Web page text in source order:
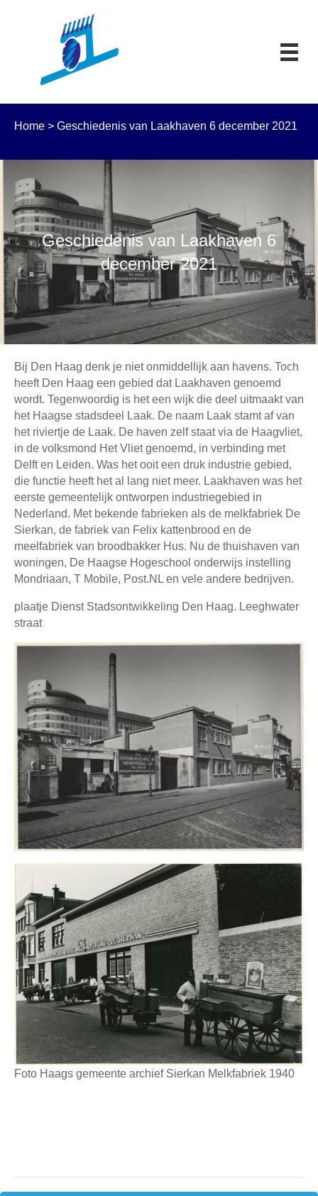
Home > Geschiedenis van Laakhaven 6 december 2021
Geschiedenis van Laakhaven 6
december 2021
Bij Den Haag denk je niet onmiddellijk aan havens. Toch
heeft Den Haag een gebied dat Laakhaven genoemd
wordt. Tegenwoordig is het een wijk die deel uitmaakt van
het Haagse stadsdeel Laak. De naam Laak stamt af van
het riviertje de Laak. De haven zelf staat via de Haagvliet,
in de volksmond Het Vliet genoemd, in verbinding met
Delft en Leiden. Was het ooit een druk industrie gebied,
die functie heeft het al lang niet meer. Laakhaven was het
eerste gemeentelijk ontworpen industriegebied in
Nederland. Met bekende fabrieken als de melkfabriek De
Sierkan, de fabriek van Felix kattenbrood en de
meelfabriek van broodbakker Hus. Nu de thuishaven van
woningen, De Haagse Hogeschool onderwijs instelling
Mondriaan, T Mobile, Post.NL en vele andere bedrijven.
plaatje Dienst Stadsontwikkeling Den Haag. Leeghwater
straat
Foto Haags gemeente archief Sierkan Melkfabriek 1940